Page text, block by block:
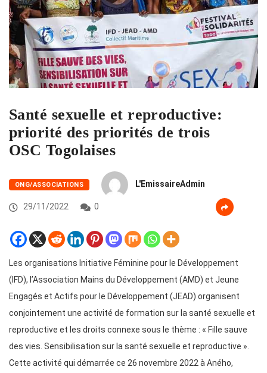
Santé sexuelle et reproductive:
priorité des priorités de trois
OSC Togolaises
ONG/ASSOCIATIONS L'EmissaireAdmin
29/11/2022 0
Les organisations Initiative Féminine pour le Développement
(IFD), l’Association Mains du Développement (AMD) et Jeune
Engagés et Actifs pour le Développement (JEAD) organisent
conjointement une activité de formation sur la santé sexuelle et
reproductive et les droits connexe sous le thème : « Fille sauve
des vies. Sensibilisation sur la santé sexuelle et reproductive ».
Cette activité qui démarrée ce 26 novembre 2022 à Aného,